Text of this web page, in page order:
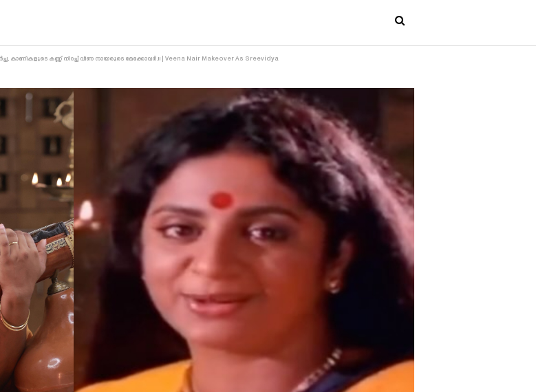
കാണികളുടെ കണ്ണ് നിറച്ച് വീണ നായരുടെ മേക്കോവർ.!! | Veena Nair Makeover As Sreevidya